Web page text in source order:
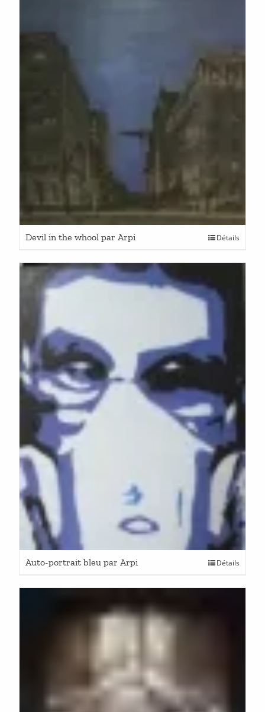
Devil in the whool par Arpi Détails
Auto-portrait bleu par Arpi Détails